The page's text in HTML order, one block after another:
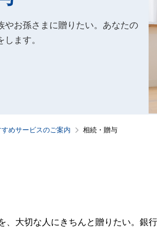
やお孫さまに贈りたい。あなたの
ます。
めサービスのご案内 相続・贈与
、大切な人にきちんと贈りたい。銀